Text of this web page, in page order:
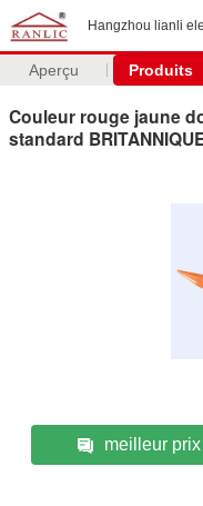
Hangzhou lianli
Aperçu Produits
Couleur rouge jaune
standard
meilleur prix